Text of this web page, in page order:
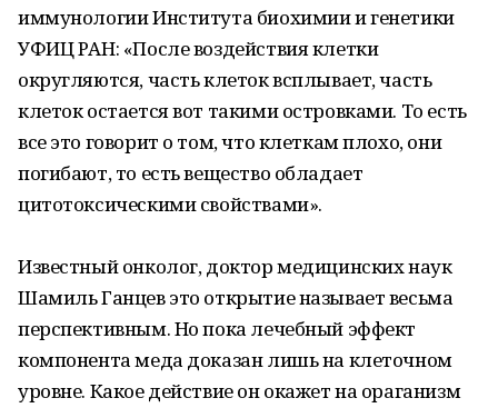
иммунологии Института биохимии и генетики
УФИЦ РАН: «После воздействия клетки
округляются, часть клеток всплывает, часть
клеток остается вот такими островками. То есть
все это говорит о том, что клеткам плохо, они
погибают, то есть вещество обладает
цитотоксическими свойствами».
Известный онколог, доктор медицинских наук
Шамиль Ганцев это открытие называет весьма
перспективным. Но пока лечебный эффект
компонента меда доказан лишь на клеточном
уровне. Какое действие он окажет на ораганизм